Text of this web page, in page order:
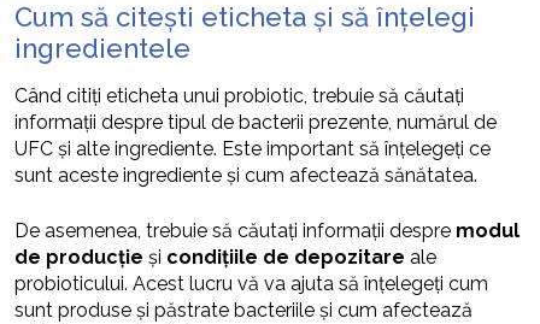
Cum să citești eticheta și să înțelegi
ingredientele
Când citiți eticheta unui probiotic, trebuie să căutați
informații despre tipul de bacterii prezente, numărul de
UFC și alte ingrediente. Este important să înțelegeți ce
sunt aceste ingrediente și cum afectează sănătatea.
De asemenea, trebuie să căutați informații despre modul
de producție și condițiile de depozitare ale
probioticului. Acest lucru vă va ajuta să înțelegeți cum
sunt produse și păstrate bacteriile și cum afectează